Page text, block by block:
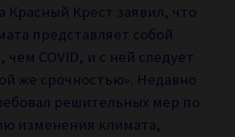
Красный Крест заявил, что
представляет собой
чем COVID, и с ней следует
же срочностью». Недавно
решительных мер по
изменения климата,